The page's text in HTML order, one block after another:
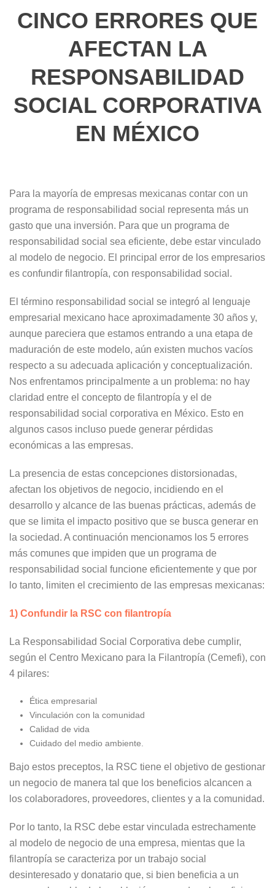
CINCO ERRORES QUE
AFECTAN LA
RESPONSABILIDAD
SOCIAL CORPORATIVA
EN MÉXICO
Para la mayoría de empresas mexicanas contar con un
programa de responsabilidad social representa más un
gasto que una inversión. Para que un programa de
responsabilidad social sea eficiente, debe estar vinculado
al modelo de negocio. El principal error de los empresarios
es confundir filantropía, con responsabilidad social.
El término responsabilidad social se integró al lenguaje
empresarial mexicano hace aproximadamente 30 años y,
aunque pareciera que estamos entrando a una etapa de
maduración de este modelo, aún existen muchos vacíos
respecto a su adecuada aplicación y conceptualización.
Nos enfrentamos principalmente a un problema: no hay
claridad entre el concepto de filantropía y el de
responsabilidad social corporativa en México. Esto en
algunos casos incluso puede generar pérdidas
económicas a las empresas.
La presencia de estas concepciones distorsionadas,
afectan los objetivos de negocio, incidiendo en el
desarrollo y alcance de las buenas prácticas, además de
que se limita el impacto positivo que se busca generar en
la sociedad. A continuación mencionamos los 5 errores
más comunes que impiden que un programa de
responsabilidad social funcione eficientemente y que por
lo tanto, limiten el crecimiento de las empresas mexicanas:
1) Confundir la RSC con filantropía
La Responsabilidad Social Corporativa debe cumplir,
según el Centro Mexicano para la Filantropía (Cemefi), con
4 pilares:
Ética empresarial
Vinculación con la comunidad
Calidad de vida
Cuidado del medio ambiente.
Bajo estos preceptos, la RSC tiene el objetivo de gestionar
un negocio de manera tal que los beneficios alcancen a
los colaboradores, proveedores, clientes y a la comunidad.
Por lo tanto, la RSC debe estar vinculada estrechamente
al modelo de negocio de una empresa, mientas que la
filantropía se caracteriza por un trabajo social
desinteresado y donatario que, si bien beneficia a un